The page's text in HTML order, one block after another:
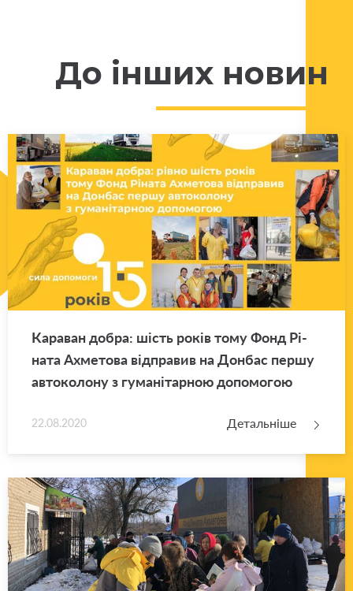
До інших новин
Ка­ра­ван добра: шість років тому Фонд Рі­
на­та Ахме­то­ва від­пра­вив на Дон­бас першу
ав­то­ко­ло­ну з гу­ма­ні­тар­ною до­по­мо­гою
22.08.2020 Детальніше